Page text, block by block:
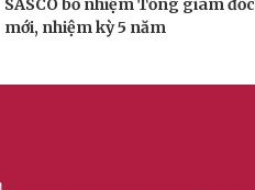
SASCO bổ nhiệm Tổng giám đốc
mới, nhiệm kỳ 5 năm